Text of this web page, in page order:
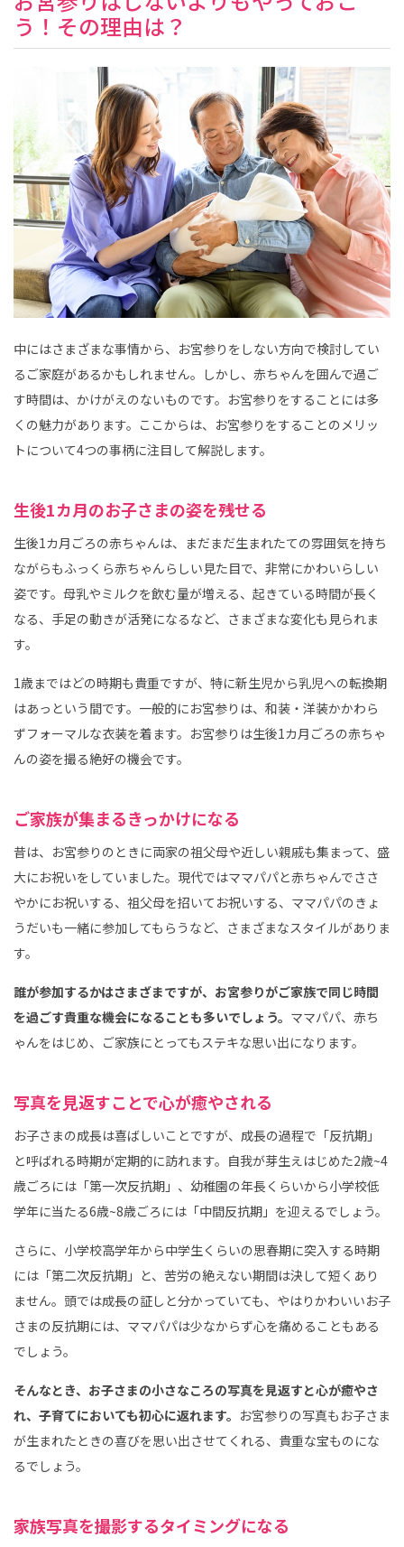
う！その理由は？
中にはさまざまな事情から、お宮参りをしない方向で検討してい
るご家庭があるかもしれません。しかし、赤ちゃんを囲んで過ご
す時間は、かけがえのないものです。お宮参りをすることには多
くの魅力があります。ここからは、お宮参りをすることのメリッ
トについて4つの事柄に注目して解説します。
生後1カ月のお子さまの姿を残せる
生後1カ月ごろの赤ちゃんは、まだまだ生まれたての雰囲気を持ち
ながらもふっくら赤ちゃんらしい見た目で、非常にかわいらしい
姿です。母乳やミルクを飲む量が増える、起きている時間が長く
なる、手足の動きが活発になるなど、さまざまな変化も見られま
す。
1歳まではどの時期も貴重ですが、特に新生児から乳児への転換期
はあっという間です。一般的にお宮参りは、和装・洋装かかわら
ずフォーマルな衣装を着ます。お宮参りは生後1カ月ごろの赤ちゃ
んの姿を撮る絶好の機会です。
ご家族が集まるきっかけになる
昔は、お宮参りのときに両家の祖父母や近しい親戚も集まって、盛
大にお祝いをしていました。現代ではママパパと赤ちゃんでささ
やかにお祝いする、祖父母を招いてお祝いする、ママパパのきょ
うだいも一緒に参加してもらうなど、さまざまなスタイルがありま
す。
誰が参加するかはさまざまですが、お宮参りがご家族で同じ時間
を過ごす貴重な機会になることも多いでしょう。 ママパパ、赤ち
ゃんをはじめ、ご家族にとってもステキな思い出になります。
写真を見返すことで心が癒やされる
お子さまの成長は喜ばしいことですが、成長の過程で「反抗期」
と呼ばれる時期が定期的に訪れます。自我が芽生えはじめた2歳~4
歳ごろには「第一次反抗期」、幼稚園の年長くらいから小学校低
学年に当たる6歳~8歳ごろには「中間反抗期」を迎えるでしょう。
さらに、小学校高学年から中学生くらいの思春期に突入する時期
には「第二次反抗期」と、苦労の絶えない期間は決して短くあり
ません。頭では成長の証しと分かっていても、やはりかわいいお子
さまの反抗期には、ママパパは少なからず心を痛めることもある
でしょう。
そんなとき、お子さまの小さなころの写真を見返すと心が癒やさ
れ、子育てにおいても初心に返れます。 お宮参りの写真もお子さま
が生まれたときの喜びを思い出させてくれる、貴重な宝ものにな
るでしょう。
家族写真を撮影するタイミングになる